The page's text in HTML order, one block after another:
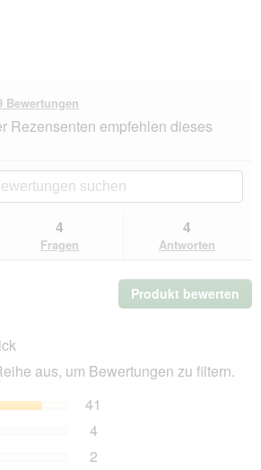
Bewertungen
Aktion
du
zu
den
Rezensenten empfehlen dieses
4
Fragen
4
Antworten
Produkt bewerten
Mit
aus, um Bewertungen zu filtern.
41
4
2